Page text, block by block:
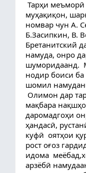
муҳақиқон,
номвар чун А.
Б.Засипкин, В.
Бретанитский
намуда, онро
шуморидаанд.
нодир боиси
шомил
мақбара
даромадгоҳи
ҳандасӣ,
куфӣ  оятҳои
рост оғоз
идома
арзёбӣ